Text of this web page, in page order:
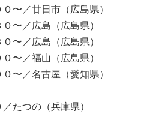
〜／廿日市（広島県）
〜／広島（広島県）
〜／広島（広島県）
〜／福山（広島県）
〜／名古屋（愛知県）
たつの（兵庫県）